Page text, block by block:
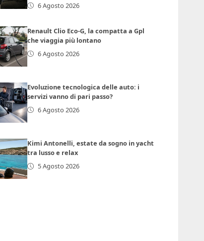
6 Agosto 2026
Renault Clio Eco-G, la compatta a Gpl
che viaggia più lontano
6 Agosto 2026
Evoluzione tecnologica delle auto: i
servizi vanno di pari passo?
6 Agosto 2026
Kimi Antonelli, estate da sogno in yacht
tra lusso e relax
5 Agosto 2026